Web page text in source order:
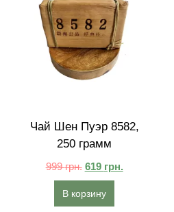
Чай Шен Пуэр 8582,
250 грамм
999грн. 619 грн.
В корзину